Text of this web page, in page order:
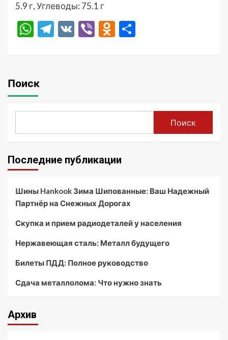
5.9 г, Углеводы: 75.1 г
WhatsApp
Telegram
VK ViberOdnoklassniki
Поиск
Поиск
Последние публикации
Шины Hankook Зима Шипованные: Ваш Надежный
Партнёр на Снежных Дорогах
Скупка и прием радиодеталей у населения
Нержавеющая сталь: Металл будущего
Билеты ПДД: Полное руководство
Сдача металлолома: Что нужно знать
Архив